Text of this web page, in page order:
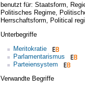
benutzt für: Staatsform
Politisches Regime,
Herrschaftsform
Political
Unterbegriffe
Meritokratie
Parlamentarismus
Parteiensystem
Verwandte Begriffe